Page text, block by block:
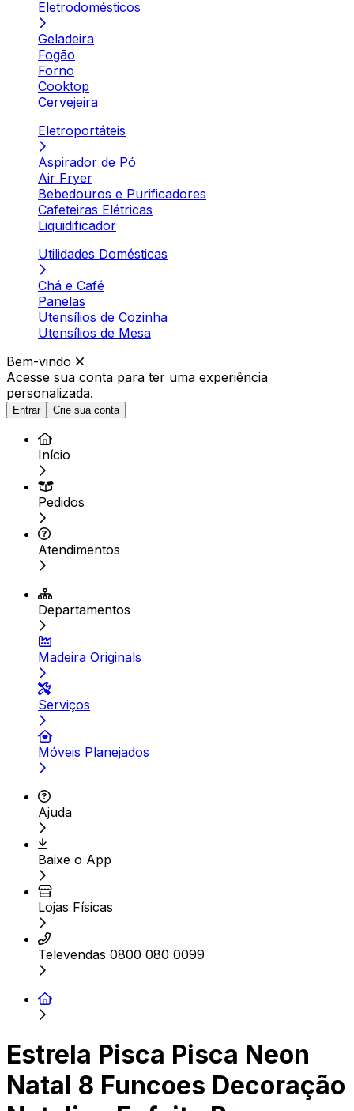
Eletrodomésticos
Geladeira
Fogão
Forno
Cooktop
Cervejeira
Eletroportáteis
Aspirador de Pó
Air Fryer
Bebedouros e Purificadores
Cafeteiras Elétricas
Liquidificador
Utilidades Domésticas
Chá e Café
Panelas
Utensílios de Cozinha
Utensílios de Mesa
Bem-vindo
Acesse sua conta para ter uma experiência
personalizada.
Entrar Crie sua conta
Início
Pedidos
Atendimentos
Departamentos
Madeira Originals
Serviços
Móveis Planejados
Ajuda
Baixe o App
Lojas Físicas
Televendas 0800 080 0099
Estrela Pisca Pisca Neon
Natal 8 Funcoes Decoração